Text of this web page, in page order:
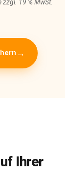
19 % MwSt.
Ihrer